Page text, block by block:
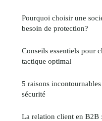
Pourquoi choisir une
besoin de protection?
Conseils essentiels pour
tactique optimal
5 raisons
sécurité
La relation client en B2B